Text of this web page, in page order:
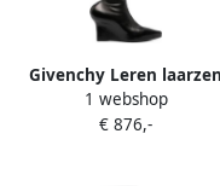
Givenchy Leren laarzen
Zwart
1 webshop
€ 876,-